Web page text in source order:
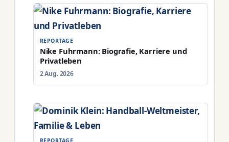
REPORTAGE
Nike Fuhrmann: Biografie, Karriere und
Privatleben
2 Aug. 2026
REPORTAGE